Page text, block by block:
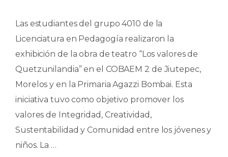
Las estudiantes del grupo 4010 de la
Licenciatura en Pedagogía realizaron la
exhibición de la obra de teatro “Los valores de
Quetzunilandia” en el COBAEM 2 de Jiutepec,
Morelos y en la Primaria Agazzi Bombai. Esta
iniciativa tuvo como objetivo promover los
valores de Integridad, Creatividad,
Sustentabilidad y Comunidad entre los jóvenes y
niños. La …